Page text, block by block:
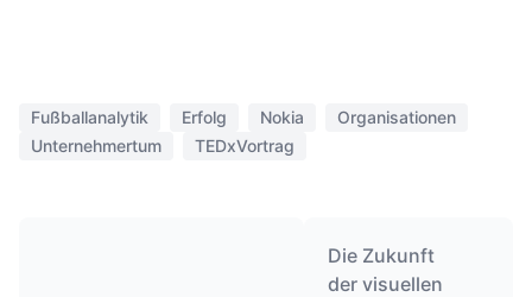
Fußballanalytik Erfolg Nokia
Organisationen
Unternehmertum
TEDxVortrag
Die Zukunft
der visuellen